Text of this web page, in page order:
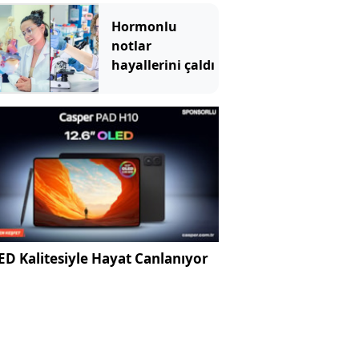
Çarşamba günü
mü?
Hormonlu
notlar
hayallerini çaldı
Kalitesiyle Hayat Canlanıyor